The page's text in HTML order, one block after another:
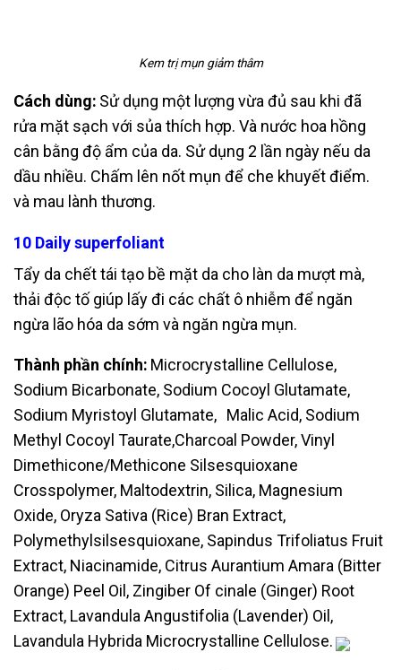
Kem trị mụn giảm thâm
Cách dùng: Sử dụng một lượng vừa đủ sau khi đã
rửa mặt sạch với sủa thích hợp. Và nước hoa hồng
cân bằng độ ẩm của da. Sử dụng 2 lần ngày nếu da
dầu nhiều. Chấm lên nốt mụn để che khuyết điểm.
và mau lành thương.
10 Daily superfoliant
Tẩy da chết tái tạo bề mặt da cho làn da mượt mà,
thải độc tố giúp lấy đi các chất ô nhiễm để ngăn
ngừa lão hóa da sớm và ngăn ngừa mụn.
Thành phần chính: Microcrystalline Cellulose,
Sodium Bicarbonate, Sodium Cocoyl Glutamate,
Sodium Myristoyl Glutamate, Malic Acid, Sodium
Methyl Cocoyl Taurate,Charcoal Powder, Vinyl
Dimethicone/Methicone Silsesquioxane
Crosspolymer, Maltodextrin, Silica, Magnesium
Oxide, Oryza Sativa (Rice) Bran Extract,
Polymethylsilsesquioxane, Sapindus Trifoliatus Fruit
Extract, Niacinamide, Citrus Aurantium Amara (Bitter
Orange) Peel Oil, Zingiber Of cinale (Ginger) Root
Extract, Lavandula Angustifolia (Lavender) Oil,
Lavandula Hybrida Microcrystalline Cellulose.